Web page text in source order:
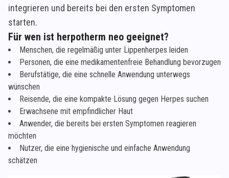
integrieren und bereits bei den ersten Symptomen
starten.
Für wen ist herpotherm neo geeignet?
Menschen, die regelmäßig unter Lippenherpes leiden
Personen, die eine medikamentenfreie Behandlung bevorzugen
Berufstätige, die eine schnelle Anwendung unterwegs
wünschen
Reisende, die eine kompakte Lösung gegen Herpes suchen
Erwachsene mit empfindlicher Haut
Anwender, die bereits bei ersten Symptomen reagieren
möchten
Nutzer, die eine hygienische und einfache Anwendung
schätzen